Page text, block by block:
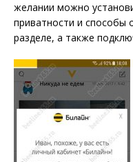
желании можно
приватности и способы
разделе, а также